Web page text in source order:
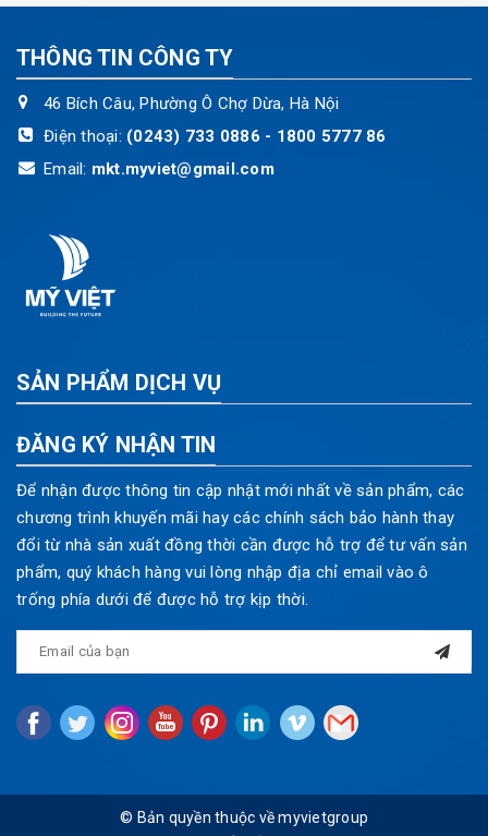
THÔNG TIN CÔNG TY
46 Bích Câu, Phường Ô Chợ Dừa, Hà Nội
Điện thoại: (0243) 733 0886 - 1800 5777 86
Email: mkt.myviet@gmail.com
SẢN PHẨM DỊCH VỤ
ĐĂNG KÝ NHẬN TIN
Để nhận được thông tin cập nhật mới nhất về sản phẩm, các
chương trình khuyến mãi hay các chính sách bảo hành thay
đổi từ nhà sản xuất đồng thời cần được hỗ trợ để tư vấn sản
phẩm, quý khách hàng vui lòng nhập địa chỉ email vào ô
trống phía dưới để được hỗ trợ kịp thời.
© Bản quyền thuộc về myvietgroup